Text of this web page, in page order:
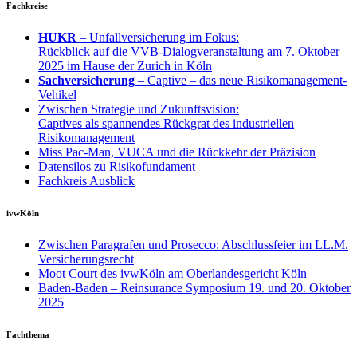
Fachkreise
HUKR – Unfallversicherung im Fokus:
Rückblick auf die VVB-Dialogveranstaltung am 7. Oktober
2025 im Hause der Zurich in Köln
Sachversicherung – Captive – das neue Risikomanagement-
Vehikel
Zwischen Strategie und Zukunftsvision:
Captives als spannendes Rückgrat des industriellen
Risikomanagement
Miss Pac-Man, VUCA und die Rückkehr der Präzision
Datensilos zu Risikofundament
Fachkreis Ausblick
ivwKöln
Zwischen Paragrafen und Prosecco: Abschlussfeier im LL.M.
Versicherungsrecht
Moot Court des ivwKöln am Oberlandesgericht Köln
Baden-Baden – Reinsurance Symposium 19. und 20. Oktober
2025
Fachthema